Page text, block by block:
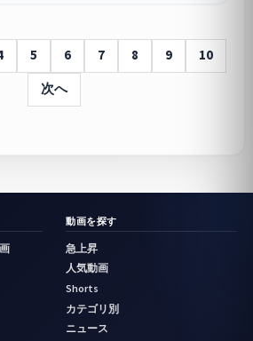
5 6 7 8 9
10
次へ
動画を探す
急上昇
人気動画
Shorts
カテゴリ別
ニュース